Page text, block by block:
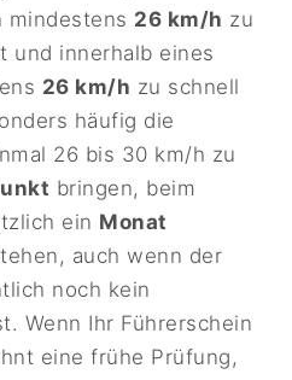
mindestens 26 km/h zu
und innerhalb eines
26 km/h zu schnell
häufig die
26 bis 30 km/h zu
bringen, beim
ein Monat
auch wenn der
noch kein
Wenn Ihr Führerschein
eine frühe Prüfung,